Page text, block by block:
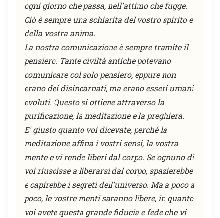
ogni giorno che passa, nell'attimo che fugge.
Ciò è sempre una schiarita del vostro spirito e
della vostra anima.
La nostra comunicazione è sempre tramite il
pensiero. Tante civiltà antiche potevano
comunicare col solo pensiero, eppure non
erano dei disincarnati, ma erano esseri umani
evoluti. Questo si ottiene attraverso la
purificazione, la meditazione e la preghiera.
E' giusto quanto voi dicevate, perché la
meditazione affina i vostri sensi, la vostra
mente e vi rende liberi dal corpo. Se ognuno di
voi riuscisse a liberarsi dal corpo, spazierebbe
e capirebbe i segreti dell'universo. Ma a poco a
poco, le vostre menti saranno libere, in quanto
voi avete questa grande fiducia e fede che vi